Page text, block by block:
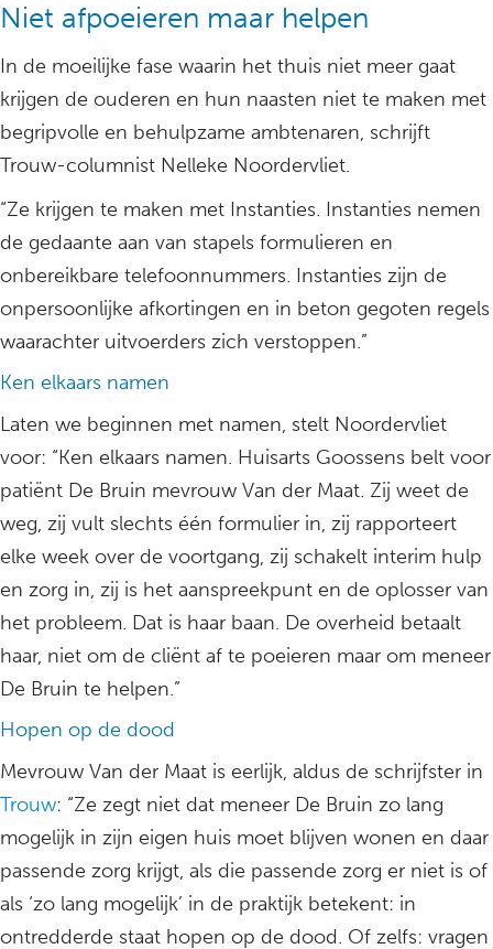
Niet afpoeieren maar helpen
In de moeilijke fase waarin het thuis niet meer gaat
krijgen de ouderen en hun naasten niet te maken met
begripvolle en behulpzame ambtenaren, schrijft
Trouw-columnist Nelleke Noordervliet.
“Ze krijgen te maken met Instanties. Instanties nemen
de gedaante aan van stapels formulieren en
onbereikbare telefoonnummers. Instanties zijn de
onpersoonlijke afkortingen en in beton gegoten regels
waarachter uitvoerders zich verstoppen.”
Ken elkaars namen
Laten we beginnen met namen, stelt Noordervliet
voor: “Ken elkaars namen. Huisarts Goossens belt voor
patiënt De Bruin mevrouw Van der Maat. Zij weet de
weg, zij vult slechts één formulier in, zij rapporteert
elke week over de voortgang, zij schakelt interim hulp
en zorg in, zij is het aanspreekpunt en de oplosser van
het probleem. Dat is haar baan. De overheid betaalt
haar, niet om de cliënt af te poeieren maar om meneer
De Bruin te helpen.”
Hopen op de dood
Mevrouw Van der Maat is eerlijk, aldus de schrijfster in
Trouw: “Ze zegt niet dat meneer De Bruin zo lang
mogelijk in zijn eigen huis moet blijven wonen en daar
passende zorg krijgt, als die passende zorg er niet is of
als ‘zo lang mogelijk’ in de praktijk betekent: in
ontredderde staat hopen op de dood. Of zelfs: vragen